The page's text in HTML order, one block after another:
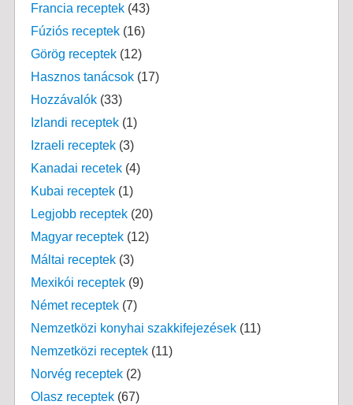
Francia receptek(43)
Fúziós receptek(16)
Görög receptek(12)
Hasznos tanácsok(17)
Hozzávalók(33)
Izlandi receptek(1)
Izraeli receptek(3)
Kanadai recetek(4)
Kubai receptek(1)
Legjobb receptek(20)
Magyar receptek(12)
Máltai receptek(3)
Mexikói receptek(9)
Német receptek(7)
Nemzetközi konyhai szakkifejezések(11)
Nemzetközi receptek(11)
Norvég receptek(2)
Olasz receptek(67)